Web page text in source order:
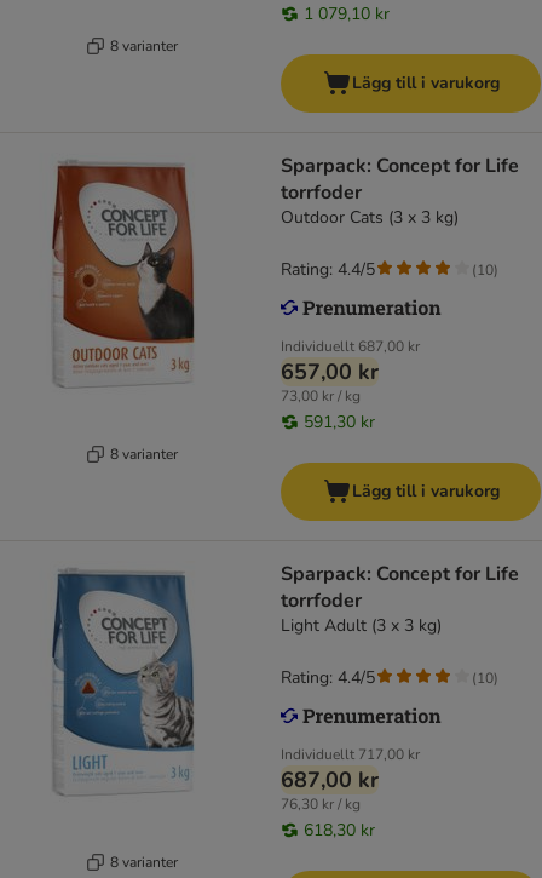
8 varianter
1 079,10 kr
Lägg till i varukorg
8 varianter
Sparpack: Concept for Life
torrfoder
Outdoor Cats (3 x 3 kg)
Individuellt 687,00 kr
657,00 kr
73,00 kr / kg
591,30 kr
Rating: 4.4/5 (10)
Lägg till i varukorg
8 varianter
Sparpack: Concept for Life
torrfoder
Light Adult (3 x 3 kg)
Individuellt 717,00 kr
687,00 kr
76,30 kr / kg
618,30 kr
Rating: 4.4/5 (10)